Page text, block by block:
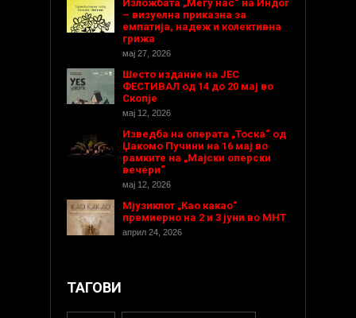
Изложбата „Меѓу нас“ на Индог
– визуелна приказна за
емпатија, надеж и колективна
грижа
мај 27, 2026
Шесто издание на ЈЕС
ФЕСТИВАЛ од 14 до 20 мај во
Скопје
мај 12, 2026
Изведба на операта „Тоска“ од
Џакомо Пучини на 16 мај во
рамките на „Мајски оперски
вечери“
мај 12, 2026
Мјузиклот „Као какао“
премиерно на 2 и 3 јуни во МНТ
април 24, 2026
ТАГОВИ